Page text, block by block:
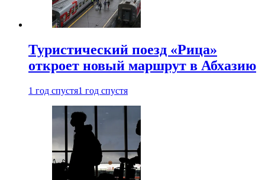
Туристический поезд «Рица»
откроет новый маршрут в Абхазию
1 год спустя1 год спустя